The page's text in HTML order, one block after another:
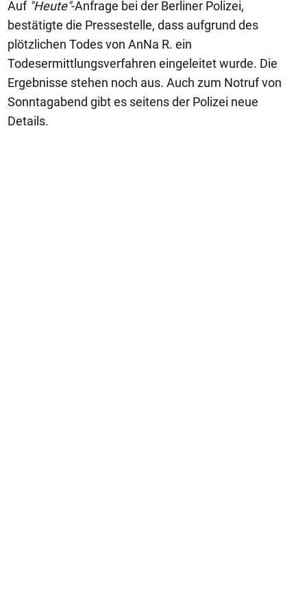
Auf "Heute"-Anfrage bei der Berliner Polizei,
bestätigte die Pressestelle, dass aufgrund des
plötzlichen Todes von AnNa R. ein
Todesermittlungsverfahren eingeleitet wurde. Die
Ergebnisse stehen noch aus. Auch zum Notruf von
Sonntagabend gibt es seitens der Polizei neue
Details.